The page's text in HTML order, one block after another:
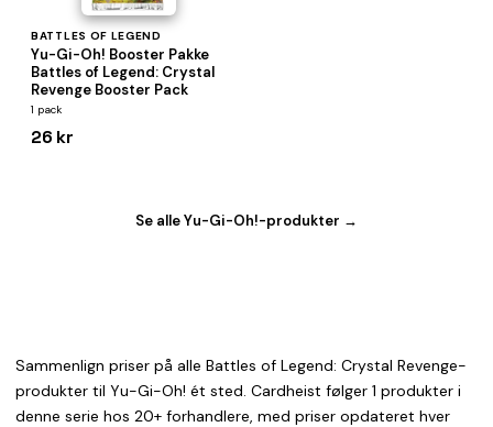
BATTLES OF LEGEND
Yu-Gi-Oh! Booster Pakke
Battles of Legend: Crystal
Revenge Booster Pack
1 pack
26 kr
Se alle Yu-Gi-Oh!-produkter →
Sammenlign priser på alle Battles of Legend: Crystal Revenge-
produkter til Yu-Gi-Oh! ét sted. Cardheist følger 1 produkter i
denne serie hos 20+ forhandlere, med priser opdateret hver